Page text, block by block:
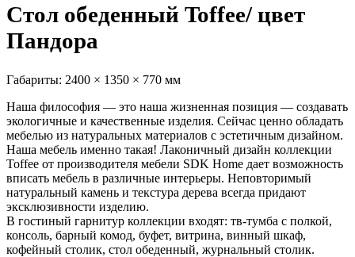
Стол обеденный Toffee/ цвет
Пандора
Габариты: 2400 × 1350 × 770 мм
Наша философия — это наша жизненная позиция — создавать
экологичные и качественные изделия. Сейчас ценно обладать
мебелью из натуральных материалов с эстетичным дизайном.
Наша мебель именно такая! Лаконичный дизайн коллекции
Toffee от производителя мебели SDK Home дает возможность
вписать мебель в различные интерьеры. Неповторимый
натуральный камень и текстура дерева всегда придают
эксклюзивности изделию.
В гостиный гарнитур коллекции входят: тв-тумба с полкой,
консоль, барный комод, буфет, витрина, винный шкаф,
кофейный столик, стол обеденный, журнальный столик.